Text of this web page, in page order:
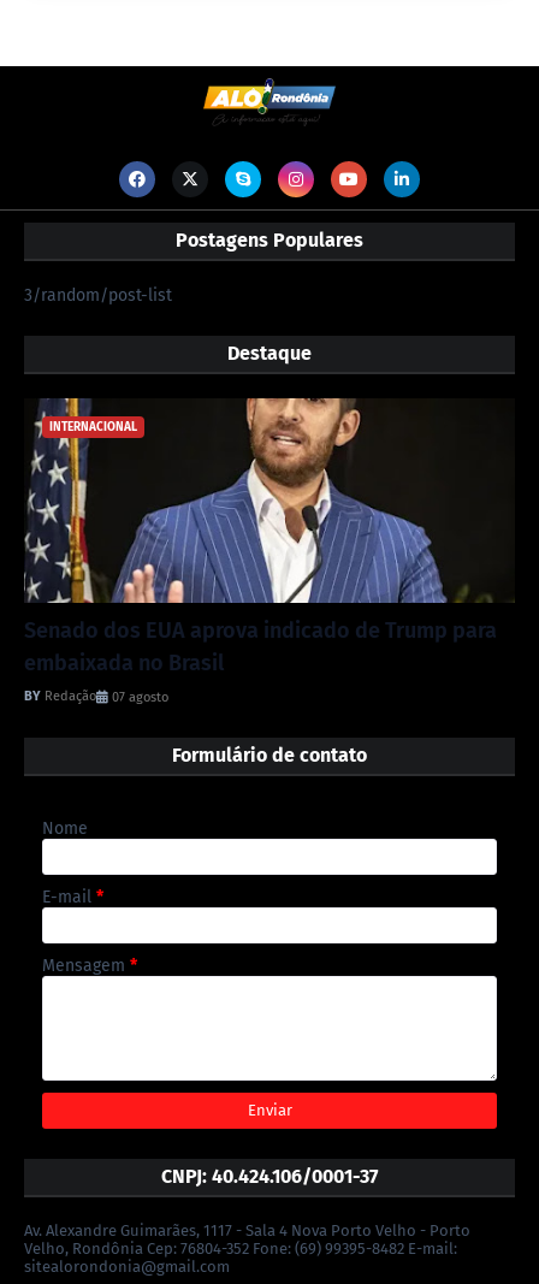
Postagens Populares
3/random/post-list
Destaque
INTERNACIONAL
Senado dos EUA aprova indicado de Trump para
embaixada no Brasil
Redação 07 agosto
Formulário de contato
Nome
E-mail *
Mensagem *
CNPJ: 40.424.106/0001-37
Av. Alexandre Guimarães, 1117 - Sala 4 Nova Porto Velho - Porto
Velho, Rondônia Cep: 76804-352 Fone: (69) 99395-8482 E-mail:
sitealorondonia@gmail.com